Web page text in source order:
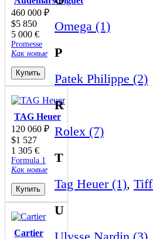
Omega (1)
P
Patek Philippe (2)
R
Rolex (7)
T
Tag Heuer (1),
U
460 000 ₽
$5 850
5 000 €
Promesse
Как новые
Купить
TAG Heuer
120 060 ₽
$1 527
1 305 €
Formula 1
Как новые
Купить
Cartier